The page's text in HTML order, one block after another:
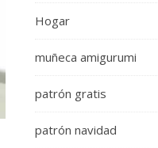
Hogar
muñeca amigurumi
patrón gratis
patrón navidad